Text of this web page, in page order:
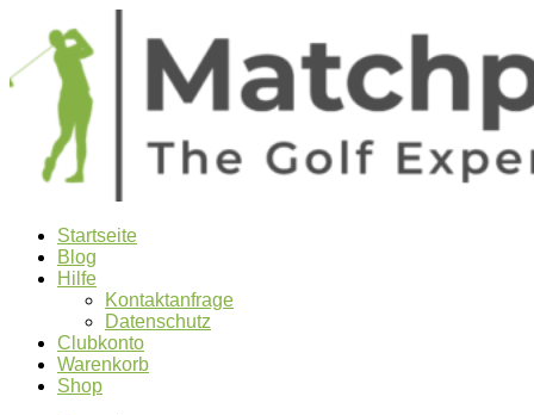
Startseite
Blog
Hilfe
Kontaktanfrage
Datenschutz
Clubkonto
Warenkorb
Shop